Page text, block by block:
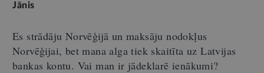
Jānis
Es strādāju Norvēģijā un maksāju nodokļus
Norvēģijai, bet mana alga tiek skaitīta uz Latvijas
bankas kontu. Vai man ir jādeklarē ienākumi?